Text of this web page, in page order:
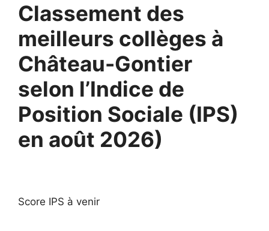
Classement des
meilleurs collèges à
Château-Gontier
selon l’Indice de
Position Sociale (IPS)
en août 2026)
Score IPS à venir